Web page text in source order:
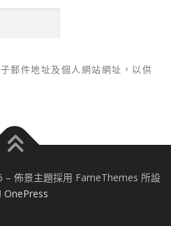
郵件地址及個人網站網址，以供
– 佈景主題採用 FameThemes 所設
OnePress